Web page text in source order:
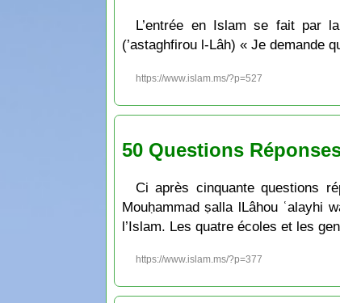
L’entrée en Islam se fait par
(’astaghfirou l-Lâh) « Je demande
https://www.islam.ms/?p=527
50 Questions
Ci après cinquante questions
Mouḥammad ṣalla lLâhou ʿalayhi
l’Islam. Les quatre écoles et les
https://www.islam.ms/?p=377